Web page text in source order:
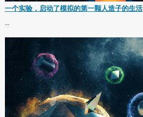
一个实验，启动了模拟的第一颗人造子的生活
...